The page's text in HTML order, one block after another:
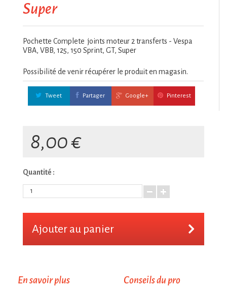
Super
Pochette Complete joints moteur 2 transferts - Vespa
VBA, VBB, 125, 150 Sprint, GT, Super
Possibilité de venir récupérer le produit en magasin.
Tweet Partager Google+ Pinterest
8,00 €
Quantité :
Ajouter au panier
En savoir plus Conseils du pro